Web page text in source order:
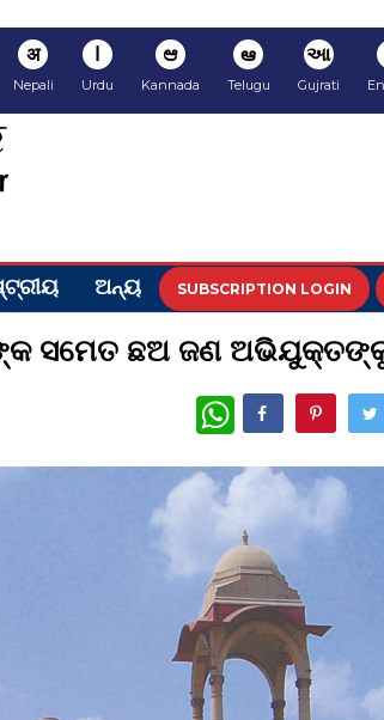
अ
Nepali
ا
Urdu
ಆ
Kannada
ఆ
Telugu
આ
Gujrati
ଅନ୍ୟ SUBSCRIPTION LOGIN
ସମେତ ଛଅ ଜଣ
WhatsApp